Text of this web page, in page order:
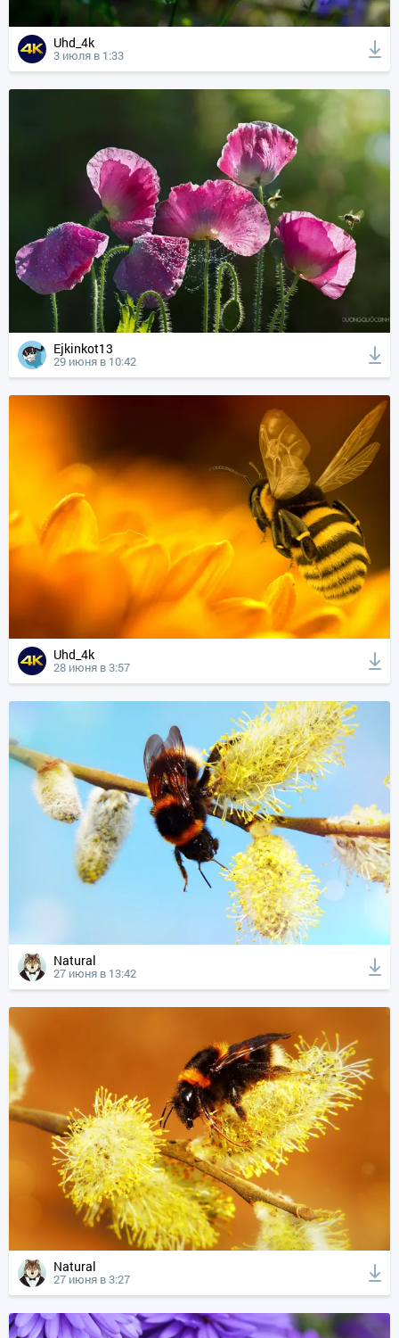
Uhd_4k
3 июля в 1:33
Ejkinkot13
29 июня в 10:42
Uhd_4k
28 июня в 3:57
Natural
27 июня в 13:42
Natural
27 июня в 3:27